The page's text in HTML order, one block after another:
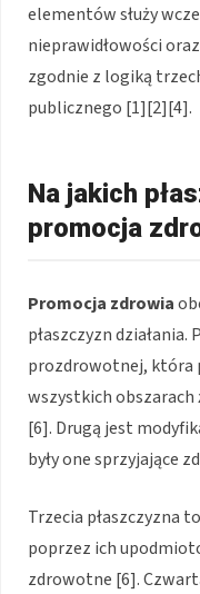
elementów służy
nieprawidłowości
zgodnie z logiką
publicznego [1][2][4].
Na jakich
promocja
Promocja zdrowia
płaszczyzn
prozdrowotnej, która
wszystkich obszarach
[6]. Drugą jest
były one sprzyjające
Trzecia płaszczyzna
poprzez ich
zdrowotne [6].